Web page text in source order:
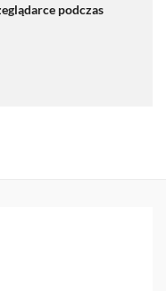
podczas